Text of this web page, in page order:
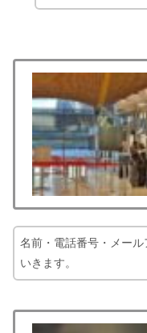
名前・電話番号・メー
いきます。